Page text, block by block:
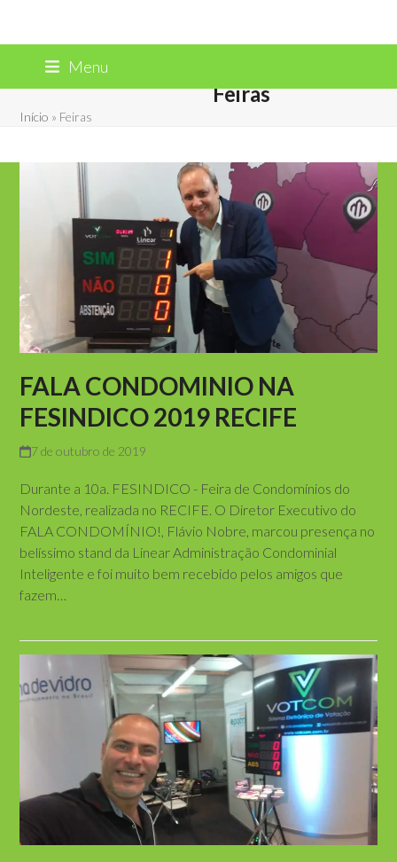
Menu
Feiras
Início » Feiras
FALA CONDOMINIO NA
FESINDICO 2019 RECIFE
7 de outubro de 2019
Durante a 10a. FESINDICO - Feira de Condomínios do
Nordeste, realizada no RECIFE. O Diretor Executivo do
FALA CONDOMÍNIO!, Flávio Nobre, marcou presença no
belíssimo stand da Linear Administração Condominial
Inteligente e foi muito bem recebido pelos amigos que
fazem…